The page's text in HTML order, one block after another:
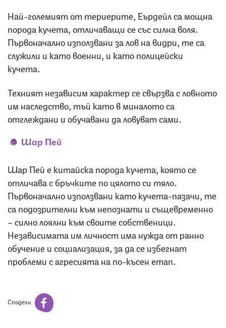
Най-големият от териерите, Еърдейл са мощна
порода кучета, отличаващи се със силна воля.
Първоначално използвани за лов на видри, те са
служили и като военни, и като полицейски
кучета.
Техният независим характер се свързва с ловното
им наследство, тъй като в миналото са
отглеждани и обучавани да ловуват сами.
Шар Пей
Шар Пей е китайска порода кучета, която се
отличава с бръчките по цялото си тяло.
Първоначално използвани като кучета-пазачи, те
са подозрителни към непознати и същевременно
– силно лоялни към своите собственици.
Независимата им личност има нужда от ранно
обучение и социализация, за да се избегнат
проблеми с агресията на по-късен етап.
Сподели